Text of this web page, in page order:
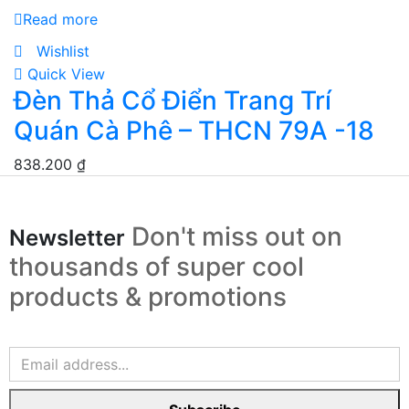
Read more
Wishlist
Quick View
Đèn Thả Cổ Điển Trang Trí
Quán Cà Phê – THCN 79A -18
838.200 ₫
Newsletter Don't miss out on
thousands of super cool
products & promotions